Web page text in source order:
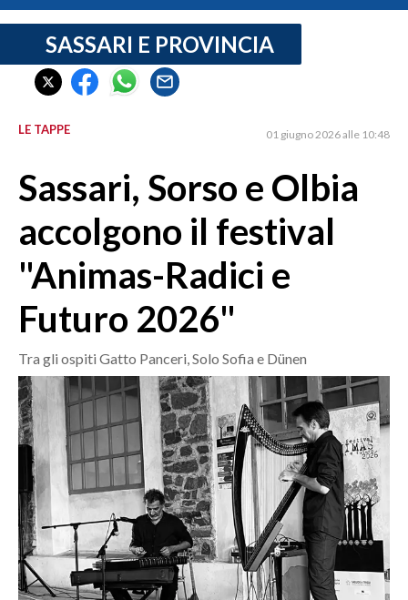
CRONACA SARDEGNA
CAGLIARI
SULCIS IGLESIENTE
ORISTANO E PROVINCIA
SASSARI E PROVINCIA
GALLURA
NUORO E PROVINCIA
OGLIASTRA
AGENDA
CRONACA
ITALIA
MONDO
POLITICA
ECONOMIA
SERVIZI ALLE IMPRESE
LAVORO
SASSARI E PROVINCIA
LE TAPPE 01 giugno 2026 alle 10:48
Sassari, Sorso e Olbia
accolgono il festival
"Animas-Radici e
Futuro 2026"
Tra gli ospiti Gatto Panceri, Solo Sofia e Dünen